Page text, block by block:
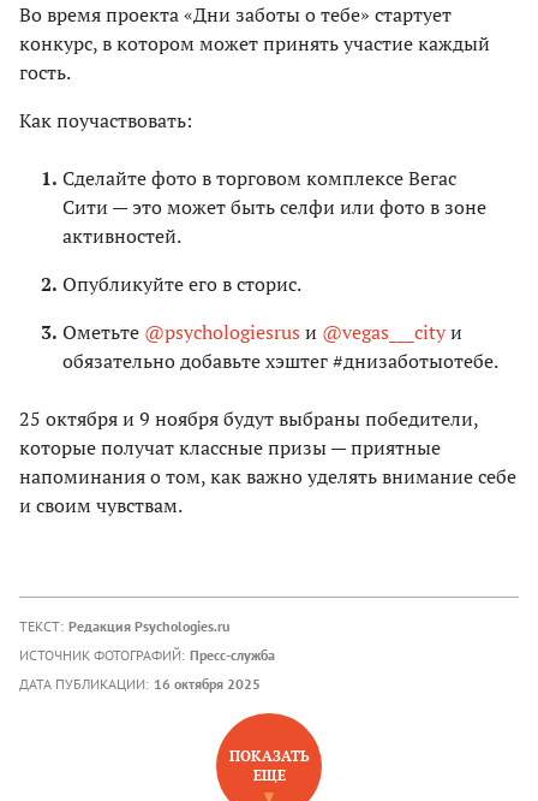
Во время проекта «Дни заботы о тебе» стартует
конкурс, в котором может принять участие каждый
гость.
Как поучаствовать:
Сделайте фото в торговом комплексе Вегас
Сити — это может быть селфи или фото в зоне
активностей.
Опубликуйте его в сторис.
Ометьте @psychologiesrus и @vegas___cityи
обязательно добавьте хэштег #днизаботыотебе.
25 октября и 9 ноября будут выбраны победители,
которые получат классные призы — приятные
напоминания о том, как важно уделять внимание себе
и своим чувствам.
ТЕКСТ: Редакция Psychologies.ru
ИСТОЧНИК ФОТОГРАФИЙ: Пресс-служба
ДАТА ПУБЛИКАЦИИ: 16 октября 2025
НОВОЕ НА САЙТЕ
ПОКАЗАТЬ
ЕЩЕ